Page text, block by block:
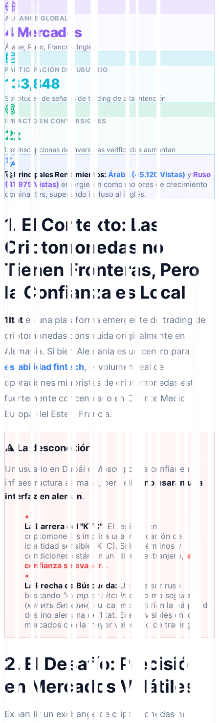
ALCANCE GLOBAL
4 Mercados
Árabe, Ruso, Francés, Inglés
PARTICIPACIÓN DEL USUARIO
133,848
Solicitudes de señales de trading de alta intención
IMPACTO EN CONVERSIONES
2x
Las inscripciones de inversores verificados aumentan
🚀 Principales Rendimientos: Árabe (45.120 Vistas) y Ruso
(41,975 Vistas) emergieron como motores de crecimiento
dominantes, superando incluso al inglés.
1. El Contexto: Las
Criptomonedas no
Tienen Fronteras, Pero
la Confianza es Local
1ltat es una plataforma emergente de trading de
criptomonedas construida originalmente en
Alemania. Si bien Alemania es un centro para
estabilidad fintech, el volumen real de
operaciones minoristas de criptomonedas está
fuertemente concentrado en Oriente Medio,
Europa del Este y Francia.
⚠️ La desconexión
Un usuario en Dubái o Moscú podría confiar en la
infraestructura alemana, pero ellos no usarán una
interfaz en alemán.
•
La Barrera del "KYC": El registro en
criptomonedas implica una verificación de
identidad sensible (KYC). Si los términos y
condiciones están en un idioma extranjero, la
confianza se evapora .
•
La Brecha de Búsqueda: Un inversor ruso
buscando "Comprar Bitcoin de forma segura"
(купить биткоин) nunca encontrarían la página de
destino alemana de 1ltat. Eran invisibles en los
mercados con la mayor velocidad de trading.
2. El Desafío: Precisión
en Mercados Volátiles
Expandir un exchange de criptomonedas no es